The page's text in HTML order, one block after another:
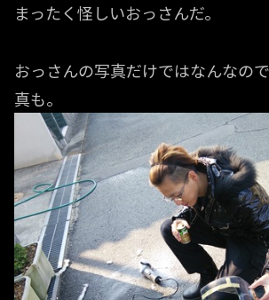
まったく怪しいおっさんだ。
おっさんの写真だけではなんなの
真も。